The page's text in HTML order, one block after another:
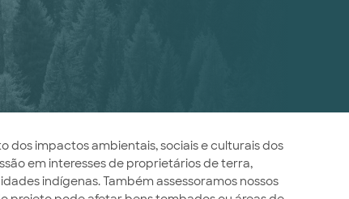
dos impactos ambientais, sociais e culturais dos
em interesses de proprietários de terra,
indígenas. Também assessoramos nossos